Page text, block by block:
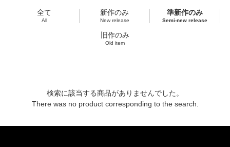
全て
All
新作のみ
New release
準新作のみ
Semi-new release
旧作のみ
Old item
検索に該当する商品がありませんでした。
There was no product corresponding to the search.